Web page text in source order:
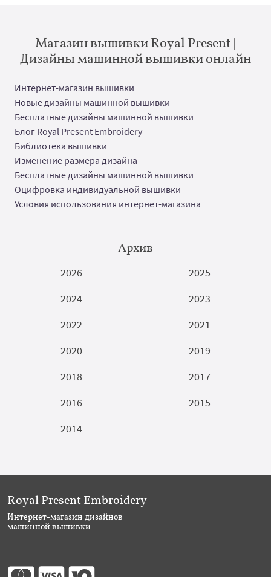
Магазин вышивки Royal Present |
Дизайны машинной вышивки онлайн
Интернет-магазин вышивки
Новые дизайны машинной вышивки
Бесплатные дизайны машинной вышивки
Блог Royal Present Embroidery
Библиотека вышивки
Изменение размера дизайна
Бесплатные дизайны машинной вышивки
Оцифровка индивидуальной вышивки
Условия использования интернет-магазина
Архив
2026
2025
2024
2023
2022
2021
2020
2019
2018
2017
2016
2015
2014
Royal Present Embroidery
Интернет-магазин дизайнов
машинной вышивки